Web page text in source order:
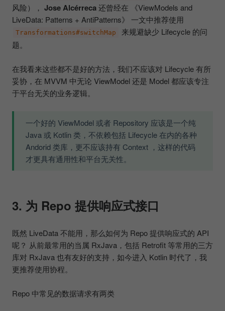
风险）， Jose Alcérreca还曾经在 《ViewModels and
LiveData: Patterns + AntiPatterns》 一文中推荐使用
Transformations#switchMap
来规避缺少 Lifecycle 的问
题。
在我看来这些都不是好的方法，我们不应该对 Lifecycle 有所
妥协，在 MVVM 中无论 ViewModel 还是 Model 都应该专注
于平台无关的业务逻辑。
一个好的 ViewModel 或者 Repository 应该是一个纯
Java 或 Kotlin 类，不依赖包括 Lifecycle 在内的各种
Andorid 类库，更不应该持有 Context ，这样的代码
才更具有通用性和平台无关性。
3. 为 Repo 提供响应式接口
既然 LiveData 不能用，那么如何为 Repo 提供响应式的 API
呢？ 从前最常用的当属 RxJava，包括 Retrofit 等常用的三方
库对 RxJava 也有友好的支持，如今进入 Kotlin 时代了，我
更推荐使用协程。
Repo 中常见的数据请求有两类